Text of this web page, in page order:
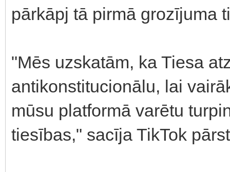
pārkāpj tā pirmā grozījuma
"Mēs uzskatām, ka Tiesa
antikonstitucionālu, lai
mūsu platformā varētu
tiesības," sacīja TikTok